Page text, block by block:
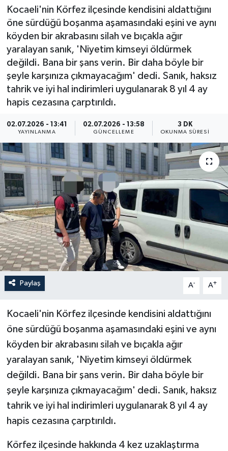
Kocaeli'nin Körfez ilçesinde kendisini aldattığını
öne sürdüğü boşanma aşamasındaki eşini ve aynı
köyden bir akrabasını silah ve bıçakla ağır
yaralayan sanık, 'Niyetim kimseyi öldürmek
değildi. Bana bir şans verin. Bir daha böyle bir
şeyle karşınıza çıkmayacağım' dedi. Sanık, haksız
tahrik ve iyi hal indirimleri uygulanarak 8 yıl 4 ay
hapis cezasına çarptırıldı.
02.07.2026 - 13:41
YAYINLANMA
02.07.2026 - 13:58
GÜNCELLEME
3 DK
OKUNMA SÜRESI
Paylaş A- A+
Kocaeli'nin Körfez ilçesinde kendisini aldattığını
öne sürdüğü boşanma aşamasındaki eşini ve aynı
köyden bir akrabasını silah ve bıçakla ağır
yaralayan sanık, 'Niyetim kimseyi öldürmek
değildi. Bana bir şans verin. Bir daha böyle bir
şeyle karşınıza çıkmayacağım' dedi. Sanık, haksız
tahrik ve iyi hal indirimleri uygulanarak 8 yıl 4 ay
hapis cezasına çarptırıldı.
Körfez ilçesinde hakkında 4 kez uzaklaştırma
MEDYA
ÖZEL HABER
RÖPORTAJLAR
SAĞLIK
GÜNCEL
SPOR
YAŞAM
Yerel
Haber Arşivi